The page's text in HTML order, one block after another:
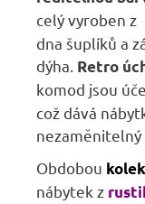
celý vyroben z
dna šuplíků a
dýha. Retro
komod jsou
což dává
nezaměnitelný
Obdobou
nábytek z